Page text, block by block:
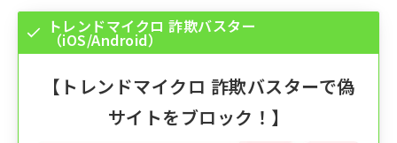
トレンドマイクロ 詐欺バスター
（iOS/Android）
【 トレンドマイクロ 詐欺バスターで偽
サイトをブロック！】